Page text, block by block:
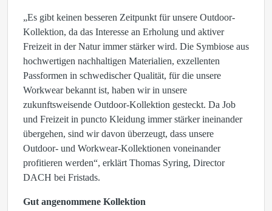
„Es gibt keinen besseren Zeitpunkt für unsere Outdoor-
Kollektion, da das Interesse an Erholung und aktiver
Freizeit in der Natur immer stärker wird. Die Symbiose aus
hochwertigen nachhaltigen Materialien, exzellenten
Passformen in schwedischer Qualität, für die unsere
Workwear bekannt ist, haben wir in unsere
zukunftsweisende Outdoor-Kollektion gesteckt. Da Job
und Freizeit in puncto Kleidung immer stärker ineinander
übergehen, sind wir davon überzeugt, dass unsere
Outdoor- und Workwear-Kollektionen voneinander
profitieren werden“, erklärt Thomas Syring, Director
DACH bei Fristads.
Gut angenommene Kollektion